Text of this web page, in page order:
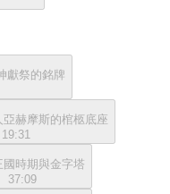
獻祭的銘牌
亞赫摩斯的棺柩底座
19:31
國時期與金字塔
37:09